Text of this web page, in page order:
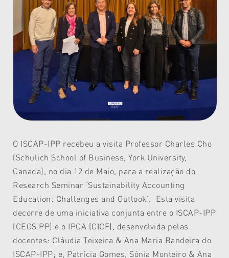
O ISCAP-IPP recebeu a visita Professor Charles Cho
(Schulich School of Business, York University,
Canada), no dia 12 de Maio, para a realização do
Research Seminar ‘Sustainability Accounting
Education: Challenges and Outlook’. Esta visita
decorre de uma iniciativa conjunta entre o ISCAP-IPP
(CEOS.PP) e o IPCA (CICF), desenvolvida pelas
docentes: Cláudia Teixeira & Ana Maria Bandeira do
ISCAP-IPP; e, Patrícia Gomes, Sónia Monteiro & Ana